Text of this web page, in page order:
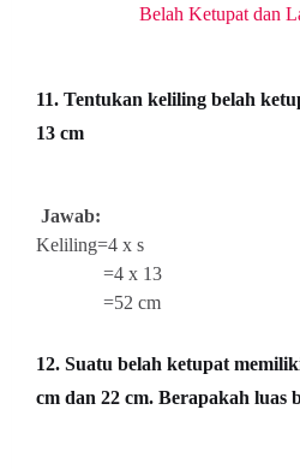
Belah Ketupat dan
11. Tentukan keliling belah
13 cm
Jawab:
Keliling=4 x s
=4 x 13
=52 cm
12. Suatu belah ketupat
cm dan 22 cm. Berapakah luas